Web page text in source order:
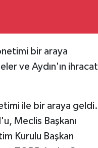
bir araya
ve Aydın'ın ihracat
ile bir araya geldi.
Meclis Başkanı
Kurulu Başkan